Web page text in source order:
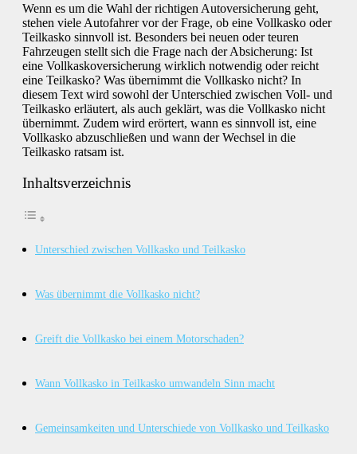
Wenn es um die Wahl der richtigen Autoversicherung geht,
stehen viele Autofahrer vor der Frage, ob eine Vollkasko oder
Teilkasko sinnvoll ist. Besonders bei neuen oder teuren
Fahrzeugen stellt sich die Frage nach der Absicherung: Ist
eine Vollkaskoversicherung wirklich notwendig oder reicht
eine Teilkasko? Was übernimmt die Vollkasko nicht? In
diesem Text wird sowohl der Unterschied zwischen Voll- und
Teilkasko erläutert, als auch geklärt, was die Vollkasko nicht
übernimmt. Zudem wird erörtert, wann es sinnvoll ist, eine
Vollkasko abzuschließen und wann der Wechsel in die
Teilkasko ratsam ist.
Inhaltsverzeichnis
Unterschied zwischen Vollkasko und Teilkasko
Was übernimmt die Vollkasko nicht?
Greift die Vollkasko bei einem Motorschaden?
Wann Vollkasko in Teilkasko umwandeln Sinn macht
Gemeinsamkeiten und Unterschiede von Vollkasko und Teilkasko